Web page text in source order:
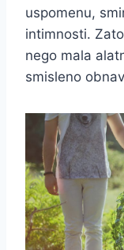
uspomenu,
intimnosti.
nego mala
smisleno